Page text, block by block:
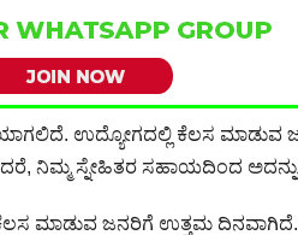
ಉದ್ಯೋಗದಲ್ಲಿ ಕೆಲಸ ಮಾಡುವ
ನಿಮ್ಮ ಸ್ನೇಹಿತರ ಸಹಾಯದಿಂದ ಅದನ್ನು
ಕೆಲಸ ಮಾಡುವ ಜನರಿಗೆ ಉತ್ತಮ